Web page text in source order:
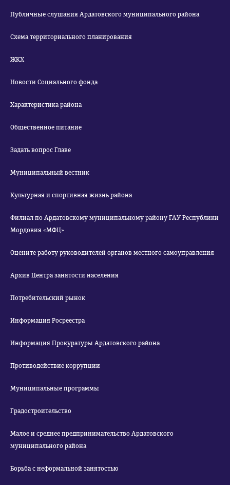
Публичные слушания Ардатовского муниципального района
Схема территориального планирования
ЖКХ
Новости Социального фонда
Характеристика района
Общественное питание
Задать вопрос Главе
Муниципальный вестник
Культурная и спортивная жизнь района
Филиал по Ардатовскому муниципальному району ГАУ Республики
Мордовия «МФЦ»
Оцените работу руководителей органов местного самоуправления
Архив Центра занятости населения
Потребительский рынок
Информация Росреестра
Информация Прокуратуры Ардатовского района
Противодействие коррупции
Муниципальные программы
Градостроительство
Малое и среднее предпринимательство Ардатовского
муниципального района
Борьба с неформальной занятостью